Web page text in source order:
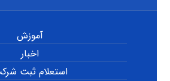
آموزش
اخبار
استعلام ثبت